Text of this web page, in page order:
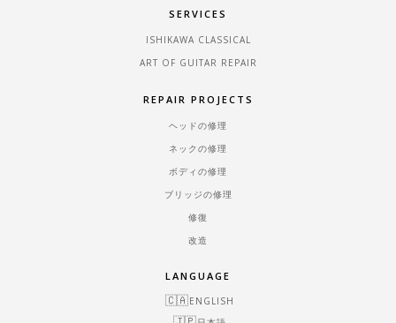
SERVICES
ISHIKAWA CLASSICAL
ART OF GUITAR REPAIR
REPAIR PROJECTS
ヘッドの修理
ネックの修理
ボディの修理
ブリッジの修理
修復
改造
LANGUAGE
ENGLISH